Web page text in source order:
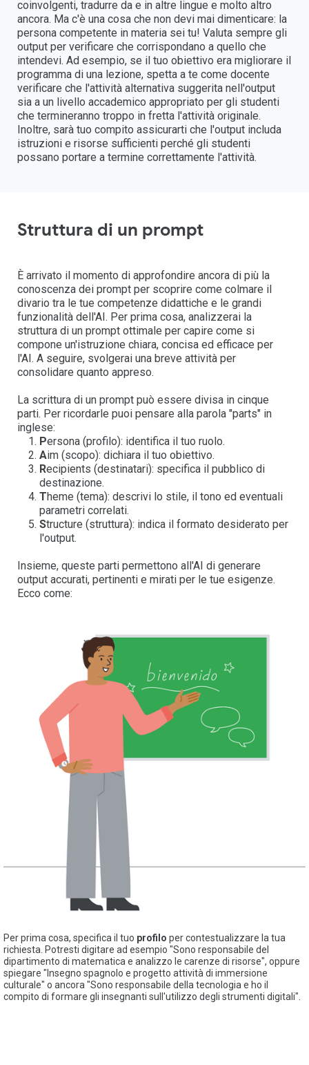
coinvolgenti, tradurre da e in altre lingue e molto altro
ancora. Ma c'è una cosa che non devi mai dimenticare: la
persona competente in materia sei tu! Valuta sempre gli
output per verificare che corrispondano a quello che
intendevi. Ad esempio, se il tuo obiettivo era migliorare il
programma di una lezione, spetta a te come docente
verificare che l'attività alternativa suggerita nell'output
sia a un livello accademico appropriato per gli studenti
che termineranno troppo in fretta l'attività originale.
Inoltre, sarà tuo compito assicurarti che l'output includa
istruzioni e risorse sufficienti perché gli studenti
possano portare a termine correttamente l'attività.
Struttura di un prompt
È arrivato il momento di approfondire ancora di più la
conoscenza dei prompt per scoprire come colmare il
divario tra le tue competenze didattiche e le grandi
funzionalità dell'AI. Per prima cosa, analizzerai la
struttura di un prompt ottimale per capire come si
compone un'istruzione chiara, concisa ed efficace per
l'AI. A seguire, svolgerai una breve attività per
consolidare quanto appreso.
La scrittura di un prompt può essere divisa in cinque
parti. Per ricordarle puoi pensare alla parola "parts" in
inglese:
Persona (profilo): identifica il tuo ruolo.
Aim (scopo): dichiara il tuo obiettivo.
Recipients (destinatari): specifica il pubblico di
destinazione.
Theme (tema): descrivi lo stile, il tono ed eventuali
parametri correlati.
Structure (struttura): indica il formato desiderato per
l'output.
Insieme, queste parti permettono all'AI di generare
output accurati, pertinenti e mirati per le tue esigenze.
Ecco come:
Per prima cosa, specifica il tuo profilo per contestualizzare la tua
richiesta. Potresti digitare ad esempio "Sono responsabile del
dipartimento di matematica e analizzo le carenze di risorse", oppure
spiegare "Insegno spagnolo e progetto attività di immersione
culturale" o ancora "Sono responsabile della tecnologia e ho il
compito di formare gli insegnanti sull'utilizzo degli strumenti digitali".